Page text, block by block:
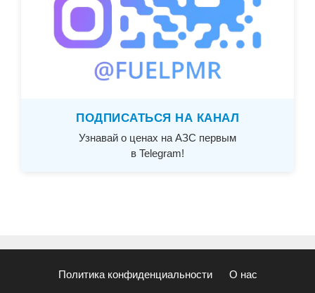
ПОДПИСАТЬСЯ НА КАНАЛ
Узнавай о ценах на АЗС первым
в Telegram!
Политика конфиденциальности О нас